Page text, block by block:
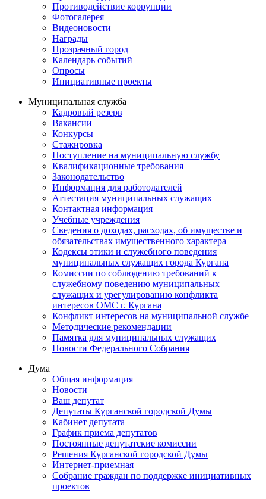
Противодействие коррупции
Фотогалерея
Видеоновости
Награды
Прозрачный город
Календарь событий
Опросы
Инициативные проекты
Муниципальная служба
Кадровый резерв
Вакансии
Конкурсы
Стажировка
Поступление на муниципальную службу
Квалификационные требования
Законодательство
Информация для работодателей
Аттестация муниципальных служащих
Контактная информация
Учебные учреждения
Сведения о доходах, расходах, об имуществе и
обязательствах имущественного характера
Кодексы этики и служебного поведения
муниципальных служащих города Кургана
Комиссии по соблюдению требований к
служебному поведению муниципальных
служащих и урегулированию конфликта
интересов ОМС г. Кургана
Конфликт интересов на муниципальной службе
Методические рекомендации
Памятка для муниципальных служащих
Новости Федерального Cобрания
Дума
Общая информация
Новости
Ваш депутат
Депутаты Курганской городской Думы
Кабинет депутата
График приема депутатов
Постоянные депутатские комиссии
Решения Курганской городской Думы
Интернет-приемная
Собрание граждан по поддержке инициативных
проектов